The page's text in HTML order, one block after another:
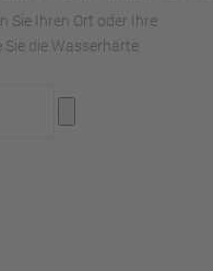
Sie Ihren Ort oder Ihre
Sie die Wasserhärte